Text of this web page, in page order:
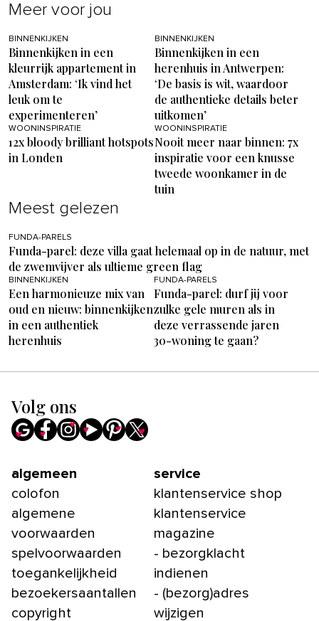
Meer voor jou
BINNENKIJKEN
Binnenkijken in een
kleurrijk appartement in
Amsterdam: ‘Ik vind het
leuk om te
experimenteren’
BINNENKIJKEN
Binnenkijken in een
herenhuis in Antwerpen:
‘De basis is wit, waardoor
de authentieke details beter
uitkomen’
WOONINSPIRATIE
12x bloody brilliant hotspots
in Londen
WOONINSPIRATIE
Nooit meer naar binnen: 7x
inspiratie voor een knusse
tweede woonkamer in de
tuin
Meest gelezen
FUNDA-PARELS
Funda-parel: deze villa gaat helemaal op in de natuur, met
de zwemvijver als ultieme green flag
BINNENKIJKEN
Een harmonieuze mix van
oud en nieuw: binnenkijken
in een authentiek
herenhuis
FUNDA-PARELS
Funda-parel: durf jij voor
zulke gele muren als in
deze verrassende jaren
30-woning te gaan?
Volg ons
algemeen
colofon
algemene
voorwaarden
spelvoorwaarden
toegankelijkheid
bezoekersaantallen
copyright
service
klantenservice shop
klantenservice
magazine
- bezorgklacht
indienen
- (bezorg)adres
wijzigen